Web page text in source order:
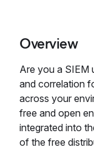
Overview
Are you a SIEM
and correlation
across your
free and open
integrated into
of the free